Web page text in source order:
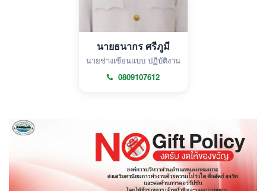
นายธนากร ศรีภูมี
นายช่างเขียนแบบ ปฏิบัติงาน
0809107612